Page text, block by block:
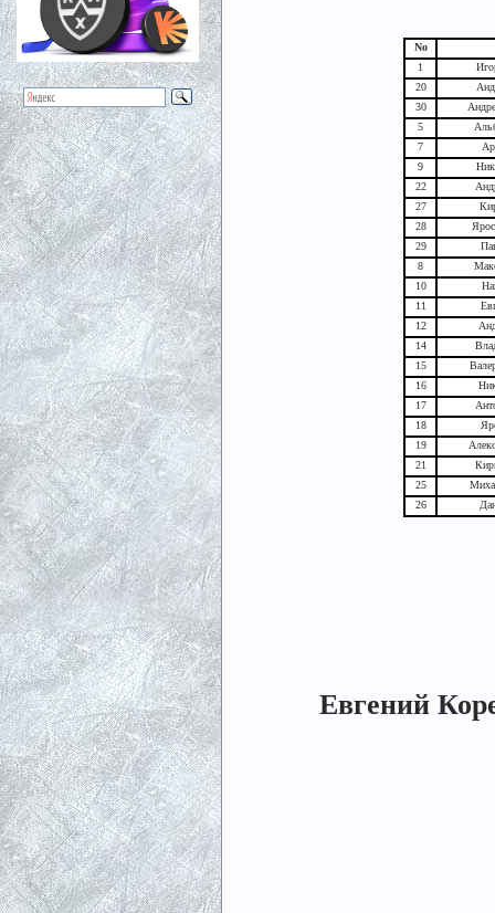
No
1
20
30
5
7
9
22
27
28
29
8
10
11
12
14
15
16
17
18
19
21
25
26
Евгений